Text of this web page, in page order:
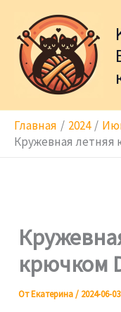
содержимому
Главная 2024
Кружевная летняя
крючком
ОтЕкатерина/ 2024-06-03